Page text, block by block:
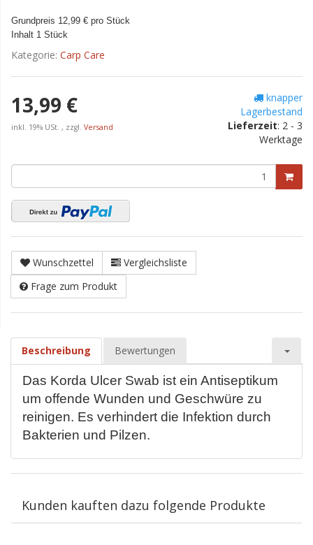
Grundpreis 12,99 € pro Stück
Inhalt 1 Stück
Kategorie: Carp Care
13,99 €
inkl. 19% USt. , zzgl. Versand
knapper
Lagerbestand
Lieferzeit: 2 - 3
Werktage
Wunschzettel
Vergleichsliste
Frage zum Produkt
Beschreibung Bewertungen
Das Korda Ulcer Swab ist ein Antiseptikum
um offende Wunden und Geschwüre zu
reinigen. Es verhindert die Infektion durch
Bakterien und Pilzen.
Kunden kauften dazu folgende Produkte